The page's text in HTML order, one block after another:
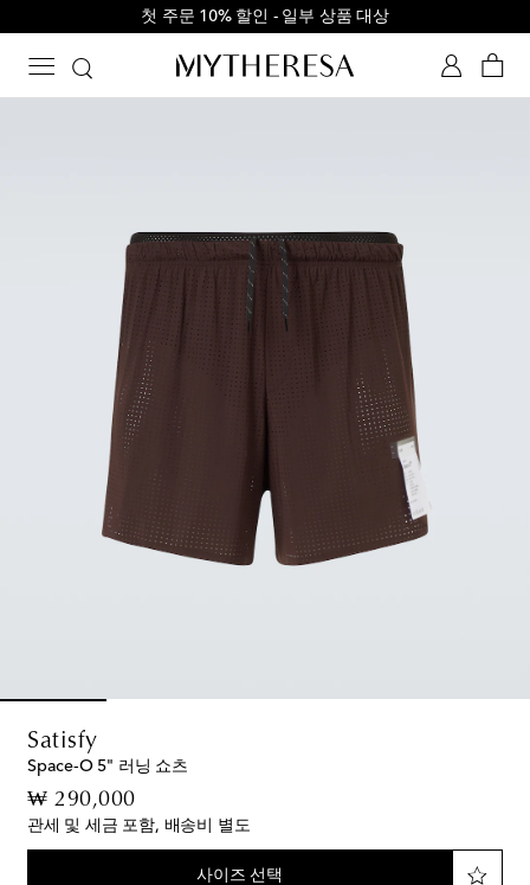
첫 주문 10% 할인 - 일부 상품 대상
Satisfy
Space‑O 5" 러닝 쇼츠
₩ 290,000original price
관세 및 세금 포함, 배송비 별도
사이즈 선택